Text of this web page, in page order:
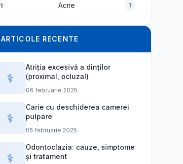
⚕️ Acne 1
ARTICOLE RECENTE
⚕️
Atriția excesivă a dinților
(proximal, ocluzal)
06 februarie 2025
⚕️
Carie cu deschiderea camerei
pulpare
05 februarie 2025
⚕️
Odontoclazia: cauze, simptome
și tratament